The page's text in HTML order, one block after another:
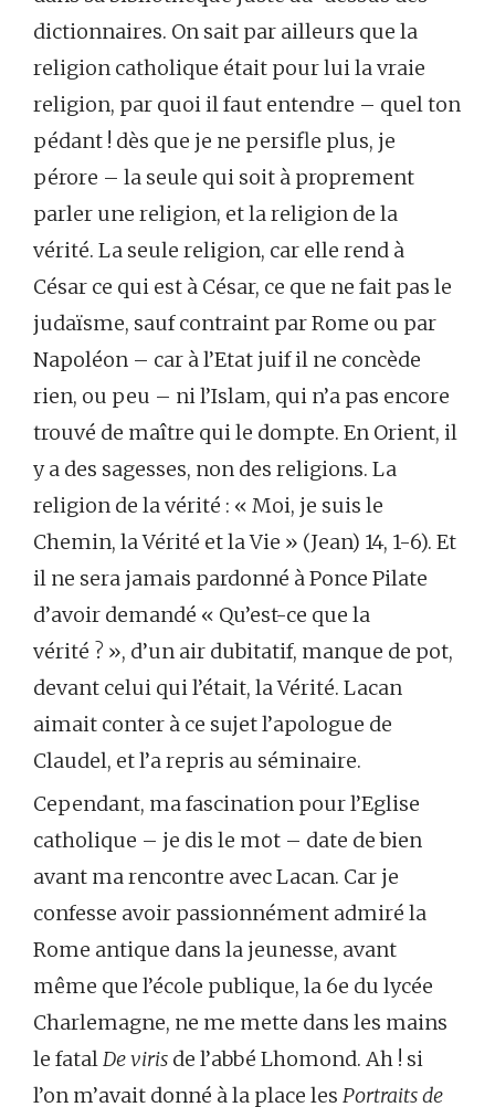
dictionnaires. On sait par ailleurs que la
religion catholique était pour lui la vraie
religion, par quoi il faut entendre – quel ton
pédant ! dès que je ne persifle plus, je
pérore – la seule qui soit à proprement
parler une religion, et la religion de la
vérité. La seule religion, car elle rend à
César ce qui est à César, ce que ne fait pas le
judaïsme, sauf contraint par Rome ou par
Napoléon – car à l’Etat juif il ne concède
rien, ou peu – ni l’Islam, qui n’a pas encore
trouvé de maître qui le dompte. En Orient, il
y a des sagesses, non des religions. La
religion de la vérité : « Moi, je suis le
Chemin, la Vérité et la Vie » (Jean) 14, 1-6). Et
il ne sera jamais pardonné à Ponce Pilate
d’avoir demandé « Qu’est-ce que la
vérité ? », d’un air dubitatif, manque de pot,
devant celui qui l’était, la Vérité. Lacan
aimait conter à ce sujet l’apologue de
Claudel, et l’a repris au séminaire.
Cependant, ma fascination pour l’Eglise
catholique – je dis le mot – date de bien
avant ma rencontre avec Lacan. Car je
confesse avoir passionnément admiré la
Rome antique dans la jeunesse, avant
même que l’école publique, la 6e du lycée
Charlemagne, ne me mette dans les mains
le fatalDe viris de l’abbé Lhomond. Ah ! si
l’on m’avait donné à la place les Portraits de